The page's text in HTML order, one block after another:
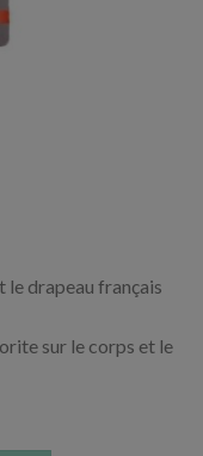
le drapeau français
sur le corps et le